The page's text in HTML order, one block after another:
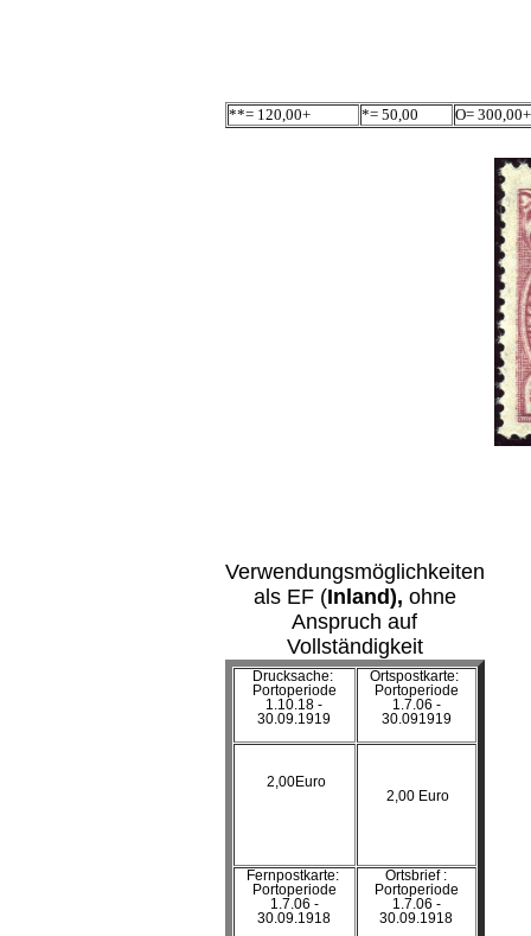
**= 120,00+ *= 50,00 O= 300,00+
Verwendungsmöglichkeiten
als EF (Inland), ohne
Anspruch auf
Vollständigkeit
Drucksache:
Portoperiode
1.10.18 -
30.09.1919
Ortspostkarte:
Portoperiode
1.7.06 -
30.091919
2,00Euro
2,00 Euro
Fernpostkarte:
Portoperiode
1.7.06 -
30.09.1918
Ortsbrief :
Portoperiode
1.7.06 -
30.09.1918